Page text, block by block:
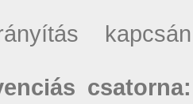
csatorna: